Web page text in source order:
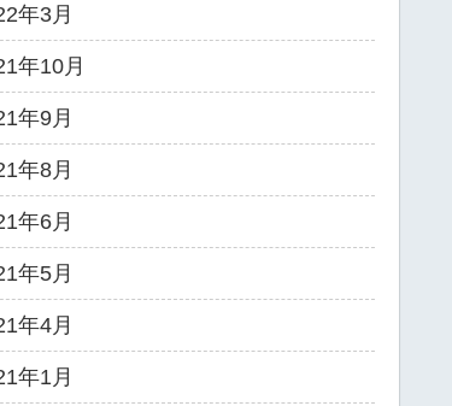
年3月
年10月
年9月
年8月
年6月
年5月
年4月
年1月